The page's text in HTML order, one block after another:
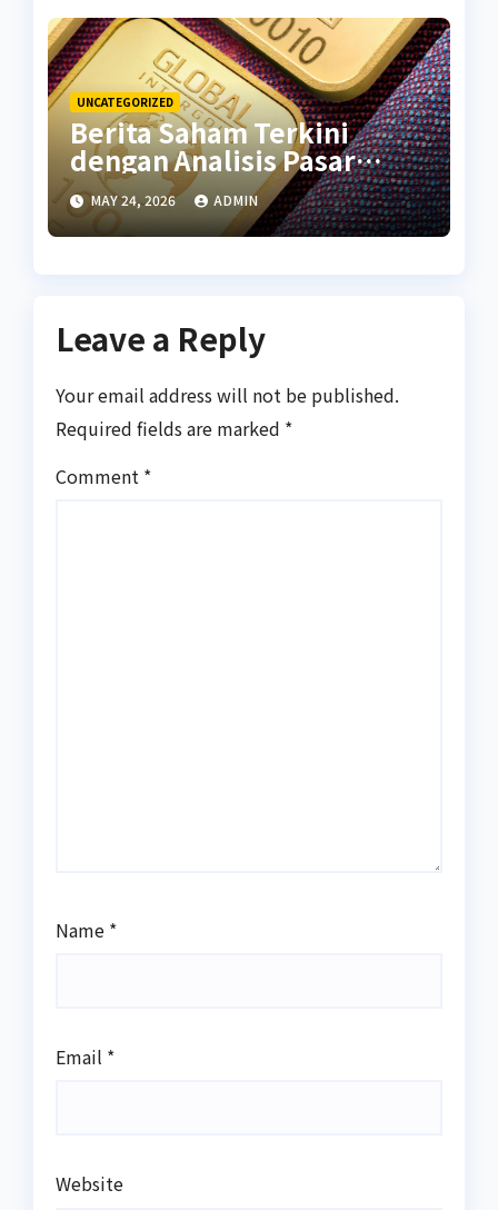
UNCATEGORIZED
Berita Saham Terkini
dengan Analisis Pasar
Global
MAY 24, 2026 ADMIN
Leave a Reply
Your email address will not be published.
Required fields are marked *
Comment *
Name *
Email *
Website